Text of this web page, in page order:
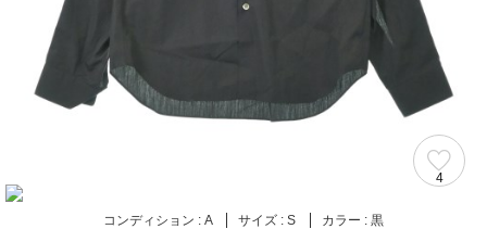
4
コンディション : A サイズ : S カラー : 黒